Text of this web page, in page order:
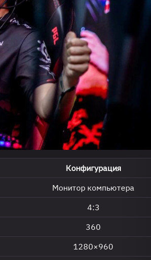
Конфигурация
Монитор компьютера
4:3
360
1280×960